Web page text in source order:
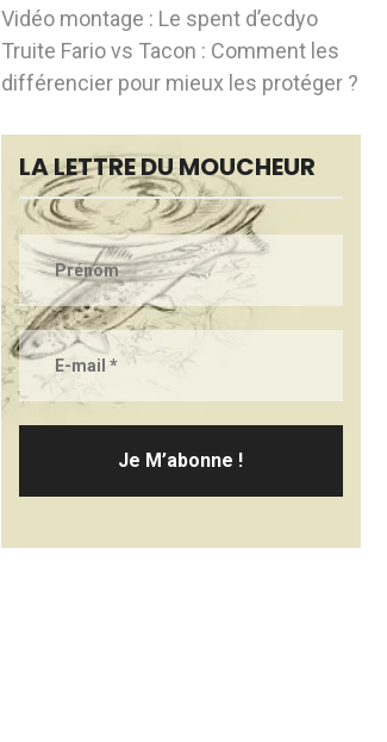
Vidéo montage : Le spent d’ecdyo
Truite Fario vs Tacon : Comment les
différencier pour mieux les protéger ?
LA LETTRE DU MOUCHEUR